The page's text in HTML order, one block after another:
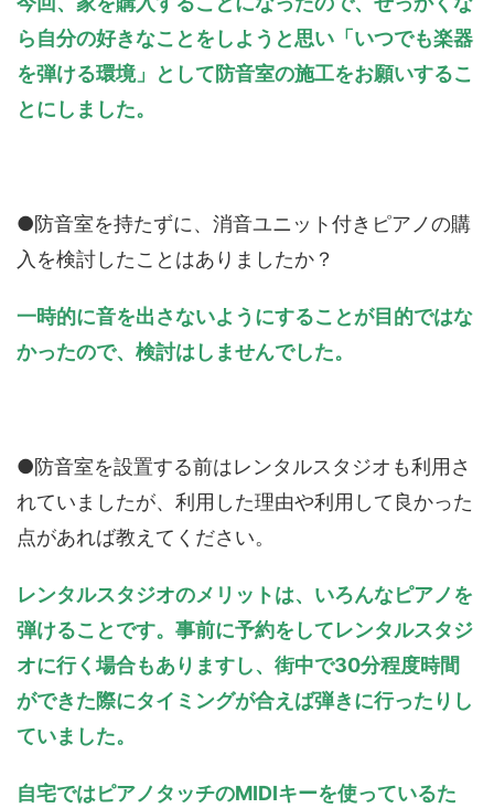
ら自分の好きなことをしようと思い「いつでも楽器
を弾ける環境」として防音室の施工をお願いするこ
とにしました。
●防音室を持たずに、消音ユニット付きピアノの購
入を検討したことはありましたか？
一時的に音を出さないようにすることが目的ではな
かったので、検討はしませんでした。
●防音室を設置する前はレンタルスタジオも利用さ
れていましたが、利用した理由や利用して良かった
点があれば教えてください。
レンタルスタジオのメリットは、いろんなピアノを
弾けることです。事前に予約をしてレンタルスタジ
オに行く場合もありますし、街中で30分程度時間
ができた際にタイミングが合えば弾きに行ったりし
ていました。
自宅ではピアノタッチのMIDIキーを使っているた